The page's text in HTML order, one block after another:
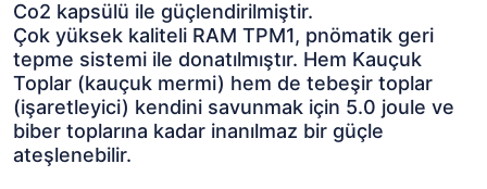
Co2 kapsülü ile güçlendirilmiştir.
Çok yüksek kaliteli RAM TPM1, pnömatik geri
tepme sistemi ile donatılmıştır. Hem Kauçuk
Toplar (kauçuk mermi) hem de tebeşir toplar
(işaretleyici) kendini savunmak için 5.0 joule ve
biber toplarına kadar inanılmaz bir güçle
ateşlenebilir.